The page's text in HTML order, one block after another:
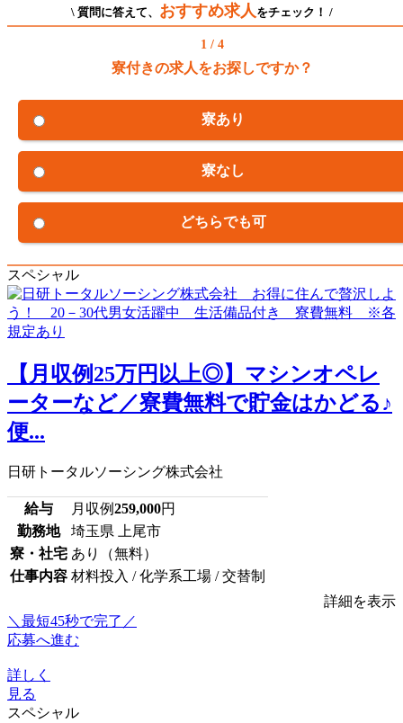
\ 質問に答えて、 おすすめ求人 をチェック！ /
1 / 4
寮付きの求人をお探しですか？
寮あり
寮なし
どちらでも可
スペシャル
【月収例25万円以上◎】マシンオペレ
ーターなど／寮費無料で貯金はかどる♪
便...
日研トータルソーシング株式会社
給与 月収例259,000円
勤務地
埼玉県 上尾市
寮・社宅 あり（無料）
仕事内容 材料投入 / 化学系工場 / 交替制
詳細を表示
＼最短45秒で完了／
応募へ進む
詳しく
見る
スペシャル